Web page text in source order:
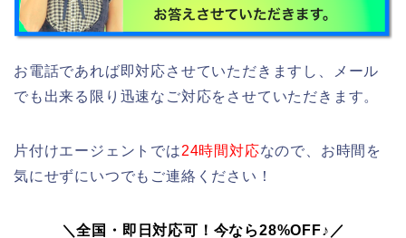
お電話であれば即対応させていただきますし、メール
でも出来る限り迅速なご対応をさせていただきます。
片付けエージェントでは24時間対応なので、お時間を
気にせずにいつでもご連絡ください！
＼全国・即日対応可！今なら28%OFF♪／